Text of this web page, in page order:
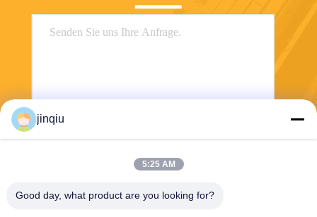
jinqiu
5:25 AM
Good day, what product are you looking for?